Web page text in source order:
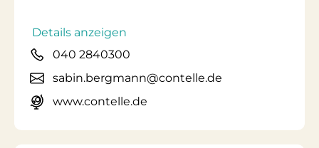
Details anzeigen
040 2840300
sabin.bergmann@contelle.de
www.contelle.de